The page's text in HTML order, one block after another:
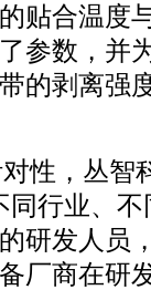
贴合温度
参数，并
的剥离强
性，丛智
同行业、
研发人员
厂商在研